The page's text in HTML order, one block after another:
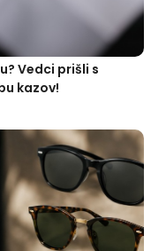
Vedci prišli s
kazov!